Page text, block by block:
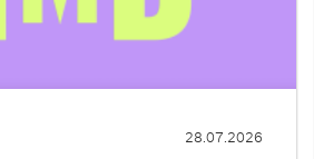
28.07.2026